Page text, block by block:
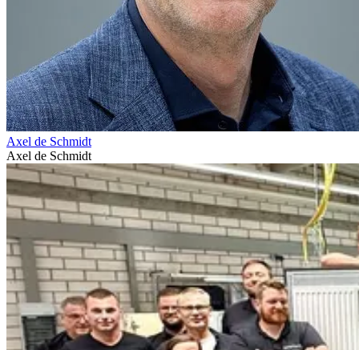
Axel de Schmidt
Axel de Schmidt